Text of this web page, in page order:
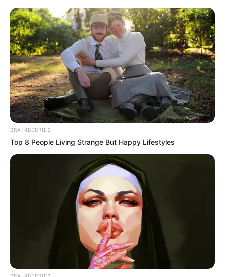
HOME
INSPIRASI
STYLE
FILM &
SERIES
NGAKAK
QUOTES
HYPE
MORE
BRAINBERRIES
Top 8 People Living Strange But Happy Lifestyles